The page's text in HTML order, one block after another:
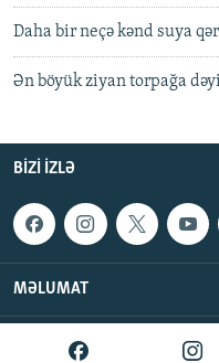
Daha bir neçə kənd suya
Ən böyük ziyan torpağa
BIZI IZLƏ
MƏLUMAT